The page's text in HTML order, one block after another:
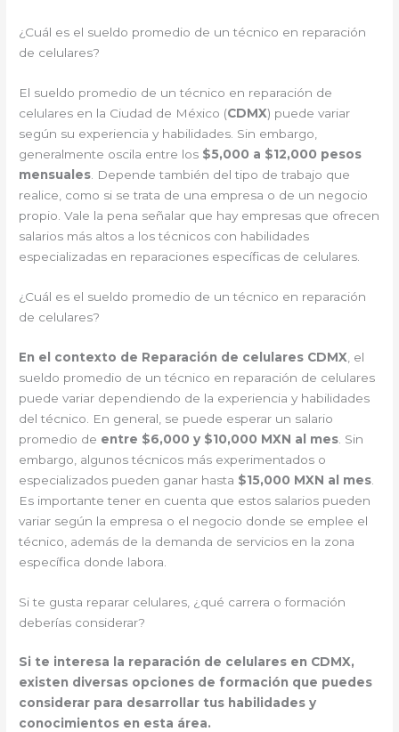
¿Cuál es el sueldo promedio de un técnico en reparación
de celulares?
El sueldo promedio de un técnico en reparación de
celulares en la Ciudad de México (CDMX) puede variar
según su experiencia y habilidades. Sin embargo,
generalmente oscila entre los $5,000 a $12,000 pesos
mensuales . Depende también del tipo de trabajo que
realice, como si se trata de una empresa o de un negocio
propio. Vale la pena señalar que hay empresas que ofrecen
salarios más altos a los técnicos con habilidades
especializadas en reparaciones específicas de celulares.
¿Cuál es el sueldo promedio de un técnico en reparación
de celulares?
En el contexto de Reparación de celulares CDMX , el
sueldo promedio de un técnico en reparación de celulares
puede variar dependiendo de la experiencia y habilidades
del técnico. En general, se puede esperar un salario
promedio de entre $6,000 y $10,000 MXN al mes . Sin
embargo, algunos técnicos más experimentados o
especializados pueden ganar hasta $15,000 MXN al mes
Es importante tener en cuenta que estos salarios pueden
variar según la empresa o el negocio donde se emplee el
técnico, además de la demanda de servicios en la zona
específica donde labora.
Si te gusta reparar celulares, ¿qué carrera o formación
deberías considerar?
Si te interesa la reparación de celulares en CDMX,
existen diversas opciones de formación que puedes
considerar para desarrollar tus habilidades y
conocimientos en esta área.